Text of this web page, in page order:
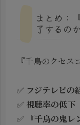
まとめ：
了するの
『千鳥のクセス
✅ フジテレビの
✅ 視聴率の低下
✅
『千鳥の鬼